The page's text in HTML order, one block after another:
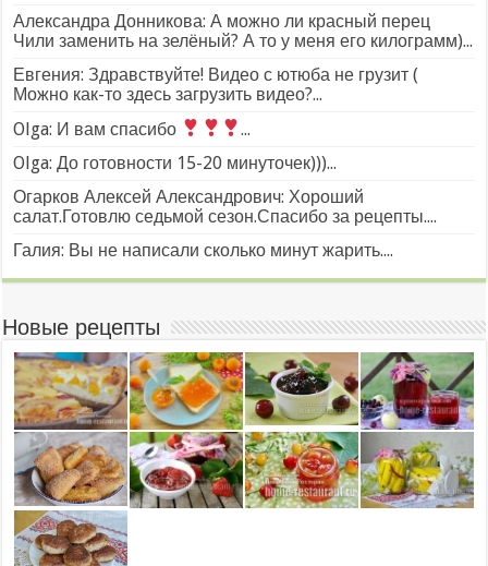
Александра Донникова: А можно ли красный перец
Чили заменить на зелёный? А то у меня его килограмм)...
Евгения: Здравствуйте! Видео с ютюба не грузит (
Можно как-то здесь загрузить видео?...
Olga: И вам спасибо
...
Olga: До готовности 15-20 минуточек)))...
Огарков Алексей Александрович: Хороший
салат.Готовлю седьмой сезон.Спасибо за рецепты....
Галия: Вы не написали сколько минут жарить....
Новые рецепты